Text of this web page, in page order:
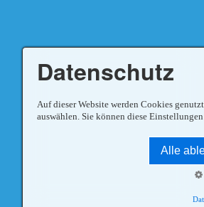
Datenschutz
Auf dieser Website werden Cookies
auswählen. Sie können diese
Alle